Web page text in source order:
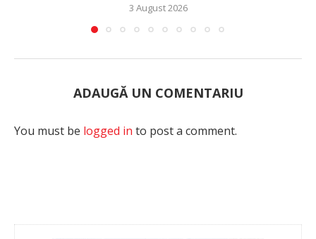
3 August 2026
ADAUGĂ UN COMENTARIU
You must be logged in to post a comment.